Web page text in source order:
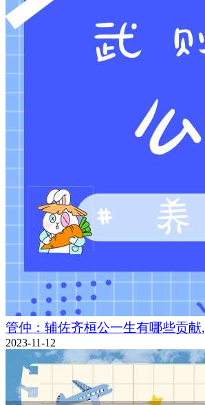
管仲：辅佐齐桓公一生有哪些贡献,
2023-11-12